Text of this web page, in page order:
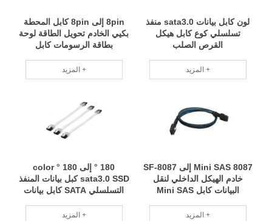
8pin إلى 8pin كابل المحطة
بكيي الخادم تحويل الطاقة لوحة
بطاقة الرسومات كابل
المزيد +
لون كابل بيانات sata3.0 منفذ
تسلسلي كوع كابل هيكل
القرص الصلب
المزيد +
180 ° إلى 180 ° color
sata3.0 SSD كبل بيانات المنفذ
التسلسلي SATA كابل بيانات
المزيد +
Mini SAS 8087 إلى SF-8087
خادم الهيكل الداخلي لنقل
البيانات كابل Mini SAS
المزيد +